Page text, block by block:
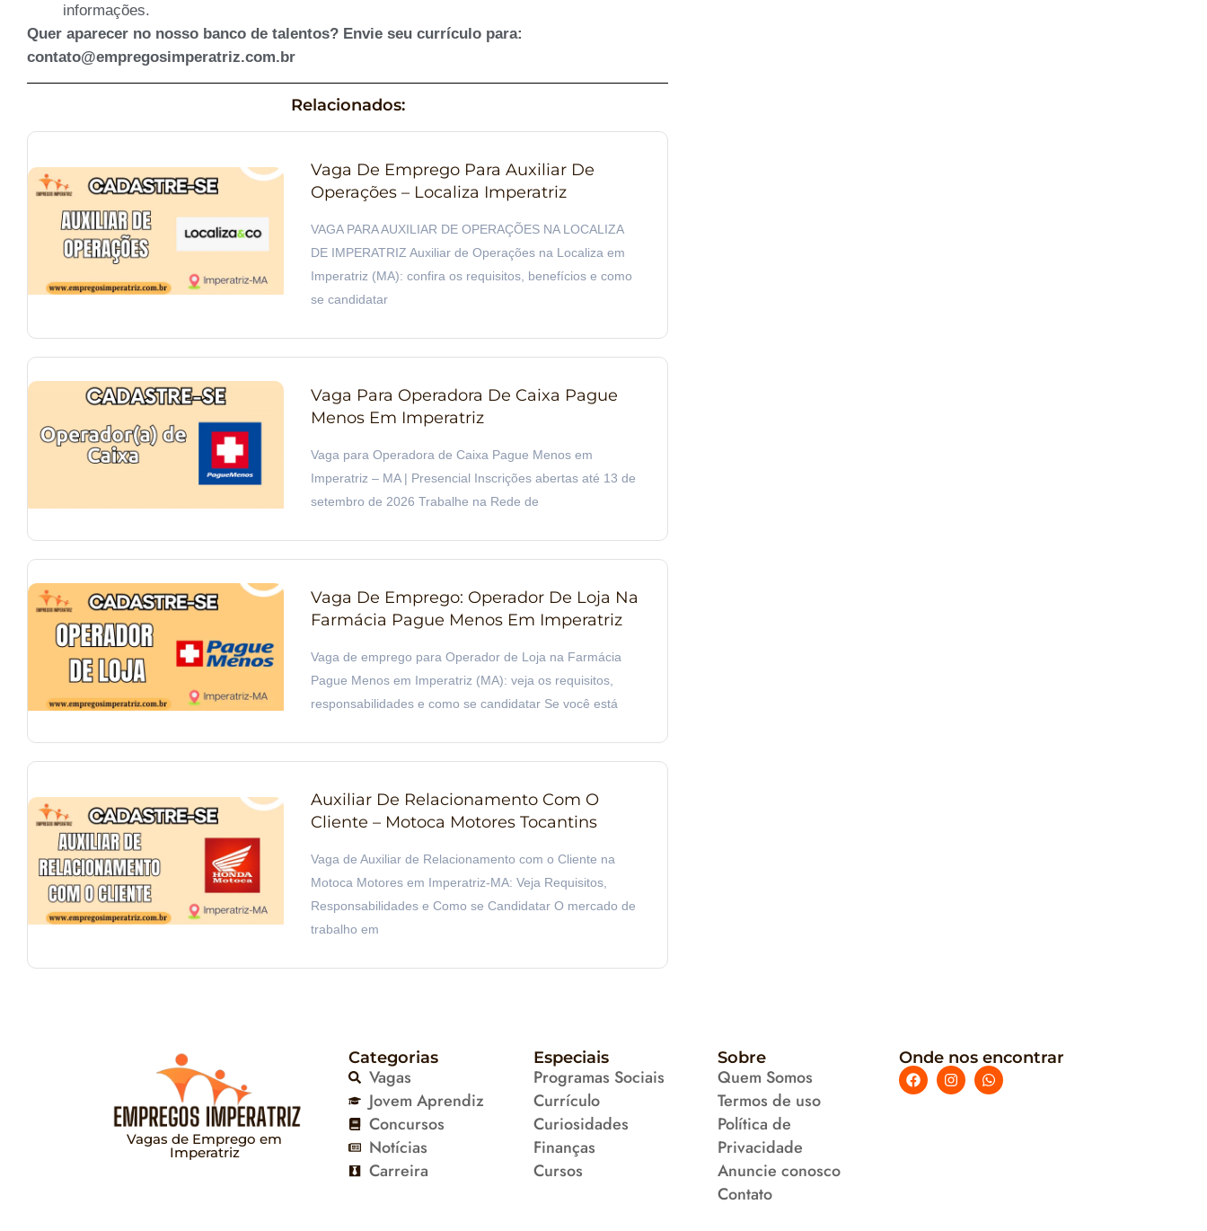
informações.
Quer aparecer no nosso banco de talentos? Envie seu currículo para:
contato@empregosimperatriz.com.br
Relacionados:
Vaga De Emprego Para Auxiliar De
Operações – Localiza Imperatriz
VAGA PARA AUXILIAR DE OPERAÇÕES NA LOCALIZA
DE IMPERATRIZ Auxiliar de Operações na Localiza em
Imperatriz (MA): confira os requisitos, benefícios e como
se candidatar
Vaga Para Operadora De Caixa Pague
Menos Em Imperatriz
Vaga para Operadora de Caixa Pague Menos em
Imperatriz – MA | Presencial Inscrições abertas até 13 de
setembro de 2026 Trabalhe na Rede de
Vaga De Emprego: Operador De Loja Na
Farmácia Pague Menos Em Imperatriz
Vaga de emprego para Operador de Loja na Farmácia
Pague Menos em Imperatriz (MA): veja os requisitos,
responsabilidades e como se candidatar Se você está
Auxiliar De Relacionamento Com O
Cliente – Motoca Motores Tocantins
Vaga de Auxiliar de Relacionamento com o Cliente na
Motoca Motores em Imperatriz-MA: Veja Requisitos,
Responsabilidades e Como se Candidatar O mercado de
trabalho em
Vagas de Emprego em
Imperatriz
Categorias
Vagas
Jovem Aprendiz
Concursos
Notícias
Carreira
Especiais
Programas Sociais
Currículo
Curiosidades
Finanças
Cursos
Sobre
Quem Somos
Termos de uso
Política de
Privacidade
Anuncie conosco
Contato
Onde nos encontrar